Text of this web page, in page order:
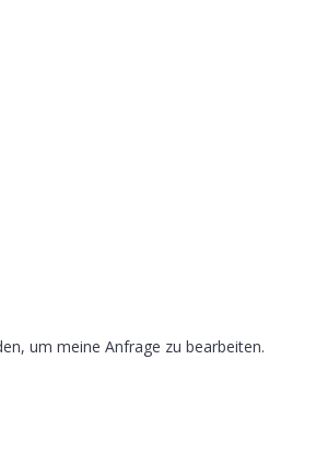
um meine Anfrage zu bearbeiten.